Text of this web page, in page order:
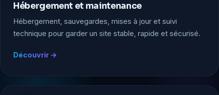
Hébergement et maintenance
Hébergement, sauvegardes, mises à jour et suivi
technique pour garder un site stable, rapide et sécurisé.
Découvrir